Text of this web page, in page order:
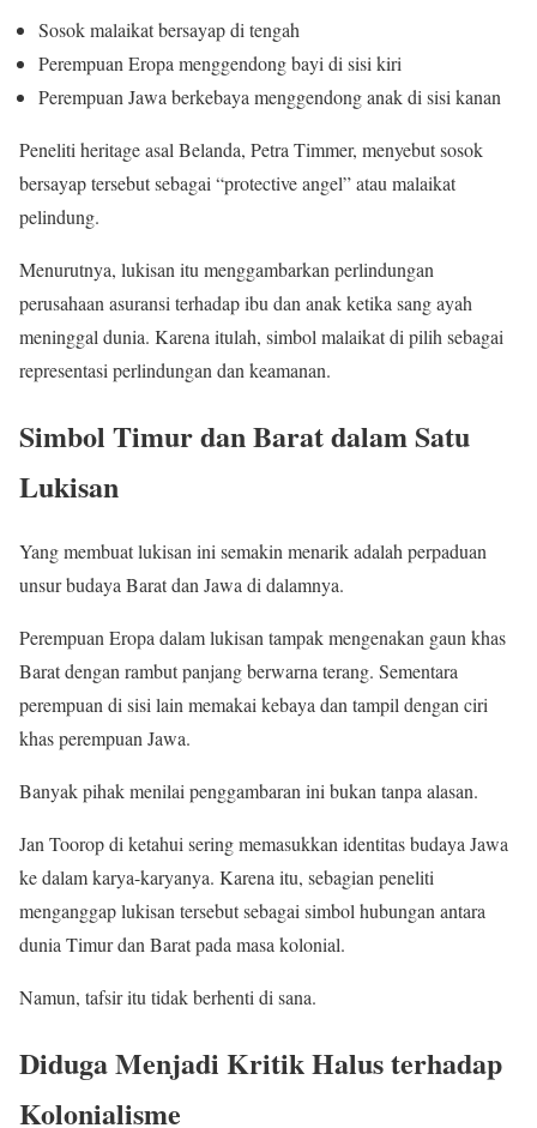
Sosok malaikat bersayap di tengah
Perempuan Eropa menggendong bayi di sisi kiri
Perempuan Jawa berkebaya menggendong anak di sisi kanan
Peneliti heritage asal Belanda, Petra Timmer, menyebut sosok
bersayap tersebut sebagai “protective angel” atau malaikat
pelindung.
Menurutnya, lukisan itu menggambarkan perlindungan
perusahaan asuransi terhadap ibu dan anak ketika sang ayah
meninggal dunia. Karena itulah, simbol malaikat di pilih sebagai
representasi perlindungan dan keamanan.
Simbol Timur dan Barat dalam Satu
Lukisan
Yang membuat lukisan ini semakin menarik adalah perpaduan
unsur budaya Barat dan Jawa di dalamnya.
Perempuan Eropa dalam lukisan tampak mengenakan gaun khas
Barat dengan rambut panjang berwarna terang. Sementara
perempuan di sisi lain memakai kebaya dan tampil dengan ciri
khas perempuan Jawa.
Banyak pihak menilai penggambaran ini bukan tanpa alasan.
Jan Toorop di ketahui sering memasukkan identitas budaya Jawa
ke dalam karya-karyanya. Karena itu, sebagian peneliti
menganggap lukisan tersebut sebagai simbol hubungan antara
dunia Timur dan Barat pada masa kolonial.
Namun, tafsir itu tidak berhenti di sana.
Diduga Menjadi Kritik Halus terhadap
Kolonialisme